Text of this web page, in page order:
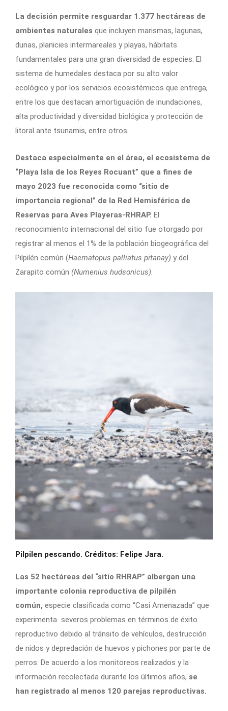
La decisión permite resguardar 1.377 hectáreas de
ambientes naturales que incluyen marismas, lagunas,
dunas, planicies intermareales y playas, hábitats
fundamentales para una gran diversidad de especies. El
sistema de humedales destaca por su alto valor
ecológico y por los servicios ecosistémicos que entrega,
entre los que destacan amortiguación de inundaciones,
alta productividad y diversidad biológica y protección de
litoral ante tsunamis, entre otros.
Destaca especialmente en el área, el ecosistema de
“Playa Isla de los Reyes Rocuant” que a fines de
mayo 2023 fue reconocida como “sitio de
importancia regional” de la Red Hemisférica de
Reservas para Aves Playeras-RHRAP. El
reconocimiento internacional del sitio fue otorgado por
registrar al menos el 1% de la población biogeográfica del
Pilpilén común (Haematopus palliatus pitanay) y del
Zarapito común (Numenius hudsonicus).
Pilpilen pescando. Créditos: Felipe Jara.
Las 52 hectáreas del “sitio RHRAP” albergan una
importante colonia reproductiva de pilpilén
común, especie clasificada como “Casi Amenazada” que
experimenta severos problemas en términos de éxito
reproductivo debido al tránsito de vehículos, destrucción
de nidos y depredación de huevos y pichones por parte de
perros. De acuerdo a los monitoreos realizados y la
información recolectada durante los últimos años, se
han registrado al menos 120 parejas reproductivas.